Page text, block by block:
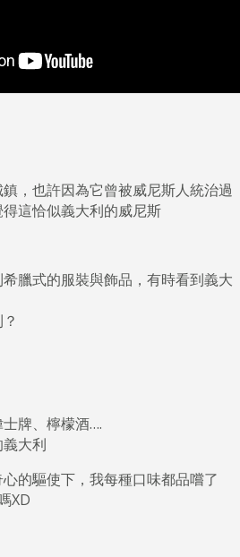
，也許因為它曾被威尼斯人統治過
這恰似義大利的威尼斯
臘式的服裝與飾品，有時看到義大
牌、檸檬酒….
大利
的驅使下，我每種口味都品嚐了
XD